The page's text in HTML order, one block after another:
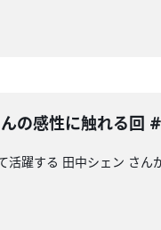
の感性に触れる回
躍する 田中シェン さ